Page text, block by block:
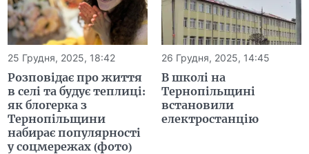
25 Грудня, 2025, 18:42
Розповідає про життя
в селі та будує теплиці:
як блогерка з
Тернопільщини
набирає популярності
у соцмережах (фото)
26 Грудня, 2025, 14:45
В школі на
Тернопільщині
встановили
електростанцію